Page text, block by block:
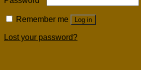
Remember me Log in
Lost your password?